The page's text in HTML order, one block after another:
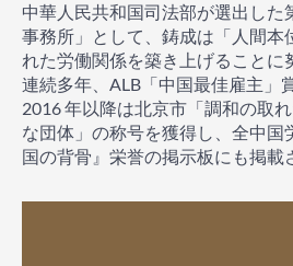
中華人民共和国司法部が選出した
事務所」として、鋳成は「人間本
れた労働関係を築き上げることに
連続多年、ALB「中国最佳雇主」
2016 年以降は北京市「調和の取
な団体」の称号を獲得し、全中国
国の背骨』栄誉の掲示板にも掲載